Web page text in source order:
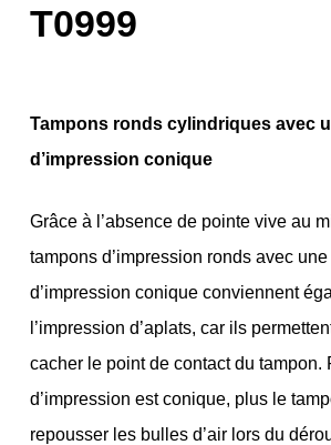
T0999
Tampons ronds cylindriques avec
d’impression conique
Grâce à l’absence de pointe vive au
tampons d’impression ronds avec
d’impression conique conviennent
l’impression d’aplats, car ils
cacher le point de contact du tampon.
d’impression est conique, plus le
repousser les bulles d’air lors du